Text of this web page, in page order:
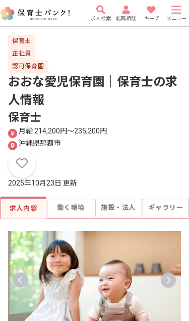
求人検索 転職相談 キープ メニュー
保育士
正社員
認可保育園
おおな愛児保育園｜保育士の求
人情報
保育士
月給 214,200円〜235,200円
沖縄県那覇市
2025年10月23日 更新
求人内容 働く環境 施設・法人 ギャラリー